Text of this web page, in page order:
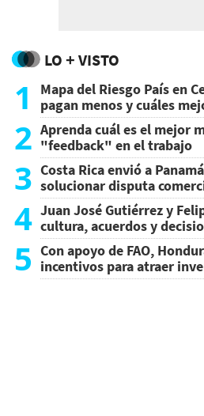
LO + VISTO
1
Mapa del Riesgo País en
pagan menos y cuáles
2 Aprenda cuál es el mejor
"feedback" en el trabajo
3 Costa Rica envió a
solucionar disputa
4 Juan José Gutiérrez y
cultura, acuerdos y
5 Con apoyo de FAO,
incentivos para atraer